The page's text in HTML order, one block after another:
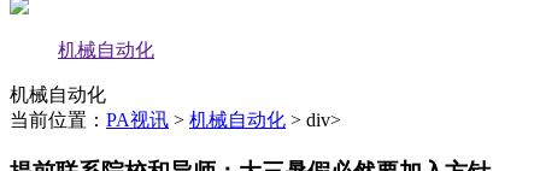
机械自动化
机械自动化
当前位置： PA视讯 > 机械自动化 > div>